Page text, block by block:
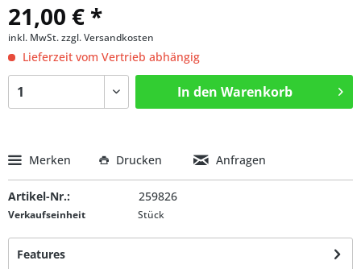
21,00 € *
inkl. MwSt.zzgl. Versandkosten
Lieferzeit vom Vertrieb abhängig
In den Warenkorb
Merken Drucken Anfragen
Artikel-Nr.: 259826
Verkaufseinheit Stück
Features